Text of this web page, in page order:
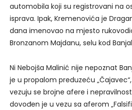
automobila koji su registrovani na
isprava. Ipak, Kremenovića je
dana imenovao na mjesto
Bronzanom Majdanu, selu kod
Ni Nebojša Malinić nije nepoznat
je u propalom preduzeću
vezuju se brojne afere i
dovođen je u vezu sa aferom